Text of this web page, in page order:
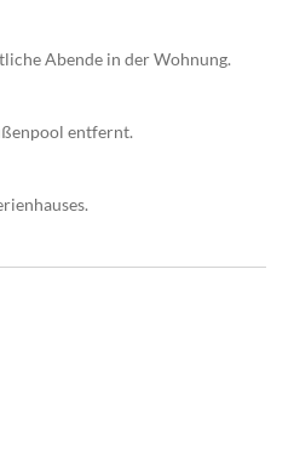
Abende in der Wohnung.
entfernt.